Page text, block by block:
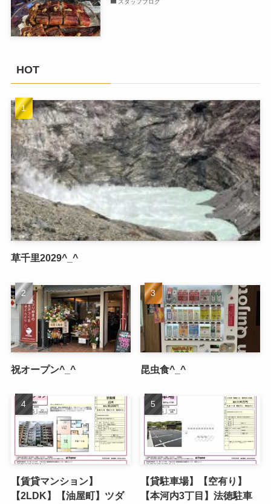
HOT
草千里2029^_^
祝オープン^_^ 昆虫食^_^
【賃貸マンション】
【2LDK】【油屋町】ツダ
【貸駐車場】【空有り】
【本河内3丁目】法徳駐車